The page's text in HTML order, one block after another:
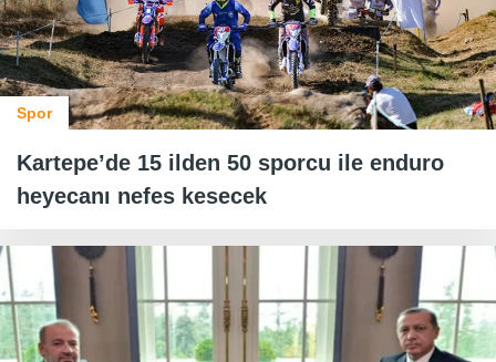
Spor
Kartepe’de 15 ilden 50 sporcu ile enduro
heyecanı nefes kesecek